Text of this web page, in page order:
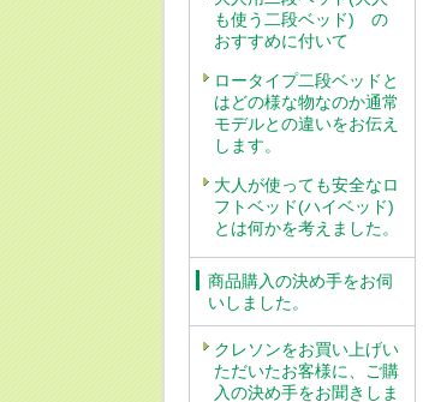
も使う二段ベッド) の
おすすめに付いて
ロータイプ二段ベッドと
はどの様な物なのか通常
モデルとの違いをお伝え
します。
大人が使っても安全なロ
フトベッド(ハイベッド)
とは何かを考えました。
商品購入の決め手をお伺
いしました。
クレソンをお買い上げい
ただいたお客様に、ご購
入の決め手をお聞きしま